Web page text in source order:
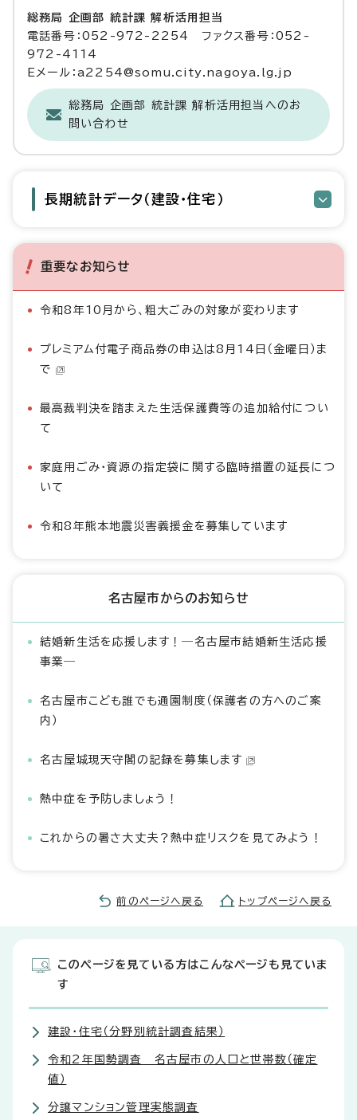
総務局 企画部 統計課 解析活用担当
電話番号：052-972-2254 ファクス番号：052-
972-4114
Eメール：a2254@somu.city.nagoya.lg.jp
総務局 企画部 統計課 解析活用担当へのお
問い合わせ
長期統計データ（建設・住宅）
重要なお知らせ
令和8年10月から、粗大ごみの対象が変わります
プレミアム付電子商品券の申込は8月14日（金曜日）ま
で
最高裁判決を踏まえた生活保護費等の追加給付につい
て
家庭用ごみ・資源の指定袋に関する臨時措置の延長につ
いて
令和8年熊本地震災害義援金を募集しています
名古屋市からのお知らせ
結婚新生活を応援します！―名古屋市結婚新生活応援
事業―
名古屋市こども誰でも通園制度（保護者の方へのご案
内）
名古屋城現天守閣の記録を募集します
熱中症を予防しましょう！
これからの暑さ大丈夫？熱中症リスクを見てみよう！
前のページへ戻る トップページへ戻る
このページを見ている方はこんなページも見ていま
す
建設・住宅（分野別統計調査結果）
令和2年国勢調査 名古屋市の人口と世帯数（確定
値）
分譲マンション管理実態調査